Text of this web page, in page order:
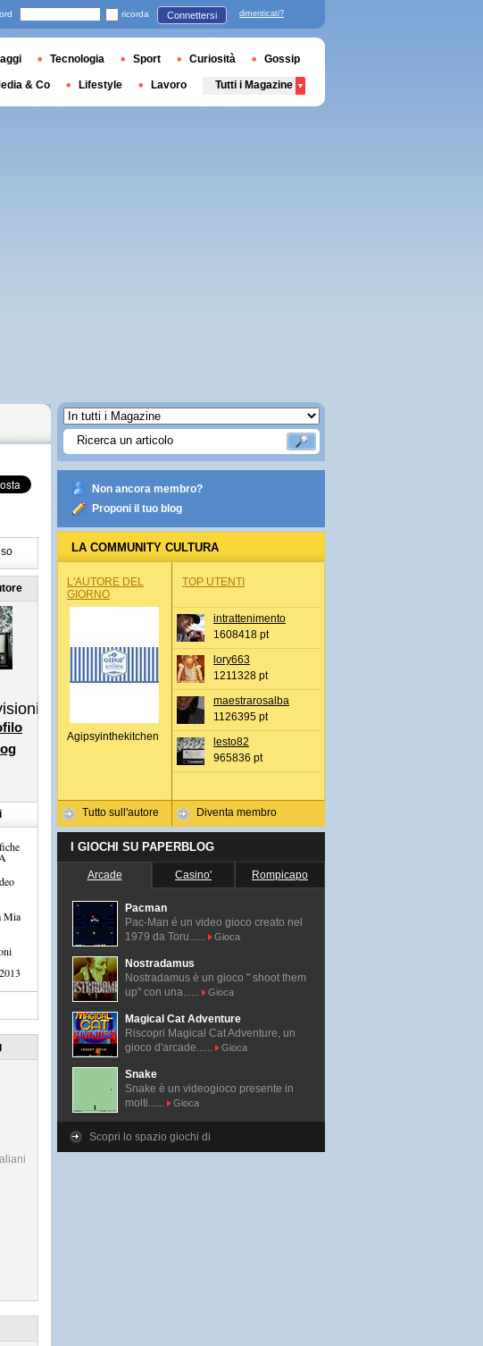
Mia
Non ancora membro?
Proponi il tuo blog
LA COMMUNITY CULTURA
L'AUTORE DEL
GIORNO
Agipsyinthekitchen
Tutto sull'autore
TOP UTENTI
intrattenimento
1608418 pt
lory663
1211328 pt
maestrarosalba
1126395 pt
lesto82
965836 pt
Diventa membro
I GIOCHI SU PAPERBLOG
Arcade Casino' Rompicapo
Pacman
Pac-Man é un video gioco creato nel
1979 da Toru......
Gioca
Nostradamus
Nostradamus è un gioco " shoot them
up" con una......
Gioca
Magical Cat Adventure
Riscopri Magical Cat Adventure, un
gioco d'arcade......
Gioca
Snake
Snake è un videogioco presente in
molti......
Gioca
Scopri lo spazio giochi di
ricorda Connettersi dimenticati?
Tecnologia Sport Curiosità Gossip
& Co Lifestyle Lavoro Tutti i Magazine